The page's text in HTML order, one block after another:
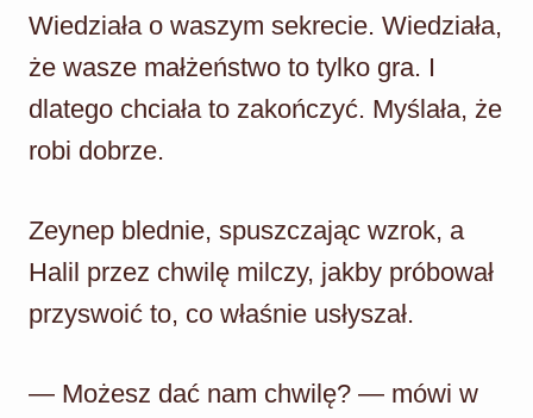
Wiedziała o waszym sekrecie. Wiedziała,
że wasze małżeństwo to tylko gra. I
dlatego chciała to zakończyć. Myślała, że
robi dobrze.
Zeynep blednie, spuszczając wzrok, a
Halil przez chwilę milczy, jakby próbował
przyswoić to, co właśnie usłyszał.
— Możesz dać nam chwilę? — mówi w